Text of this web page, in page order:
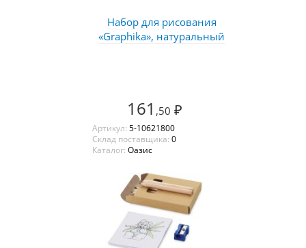
Набор для рисования
«Graphika», натуральный
161 ,50 ₽
Артикул: 5-10621800
Склад поставщика: 0
Каталог: Оазис